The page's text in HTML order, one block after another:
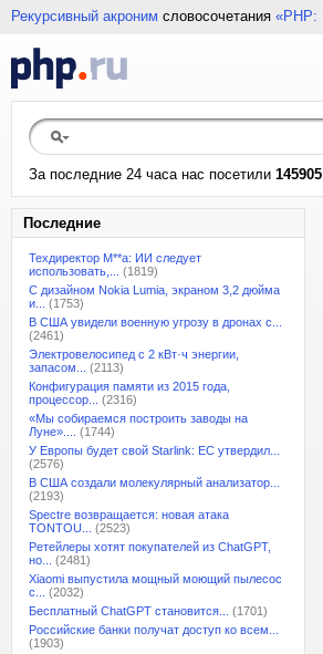
Рекурсивный акроним словосочетания «PHP:
За последние 24 часа нас посетили
Последние
Техдиректор M**a: ИИ следует
использовать,...
(1819)
С дизайном Nokia Lumia, экраном 3,2 дюйма
и...
(1753)
В США увидели военную угрозу в дронах с...
(2461)
Электровелосипед с 2 кВт·ч энергии,
запасом...
(2113)
Конфигурация памяти из 2015 года,
процессор...
(2316)
«Мы собираемся построить заводы на
Луне»....
(1744)
У Европы будет свой Starlink: ЕС утвердил...
(2576)
В США создали молекулярный анализатор...
(2193)
Spectre возвращается: новая атака
TONTOU...
(2523)
Ретейлеры хотят покупателей из ChatGPT,
но...
(2481)
Xiaomi выпустила мощный моющий пылесос
с...
(2032)
Бесплатный ChatGPT становится...
(1701)
Российские банки получат доступ ко всем...
(1903)